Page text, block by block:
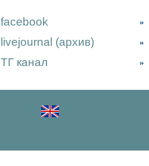
facebook
livejournal (архив)
ТГ канал